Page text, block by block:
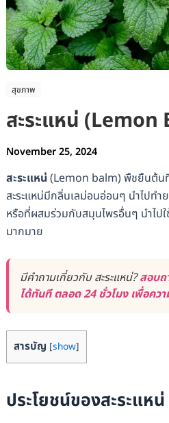
สุขภาพ
สะระแหน่ (Lemon
November 25, 2024
สะระแหน่ (Lemon balm) พืชยืนต้น
สะระแหน่มีกลิ่นเลม่อนอ่อนๆ นำไปทำ
หรือที่ผสมร่วมกับสมุนไพรอื่นๆ นำไ
มากมาย
มีคำถามเกี่ยวกับ สะระแหน่?สอบถ
ได้ทันที ตลอด 24 ชั่วโมง เพื่อคว
สารบัญ [show]
ประโยชน์ของสะระแหน่